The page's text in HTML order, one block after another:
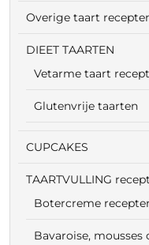
Overige taart
DIEET TAARTEN
Vetarme taart
Glutenvrije taarten
CUPCAKES
TAARTVULLING
Botercreme
Bavaroise,